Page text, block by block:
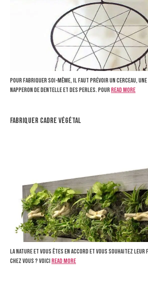
Pour fabriquer soi-même, il faut prévoir un cerceau,
napperon de dentelle et des perles. PourRead more
fabriquer cadre végétal
La nature et vous êtes en accord et vous souhaitez leur
chez vous ? VoiciRead more